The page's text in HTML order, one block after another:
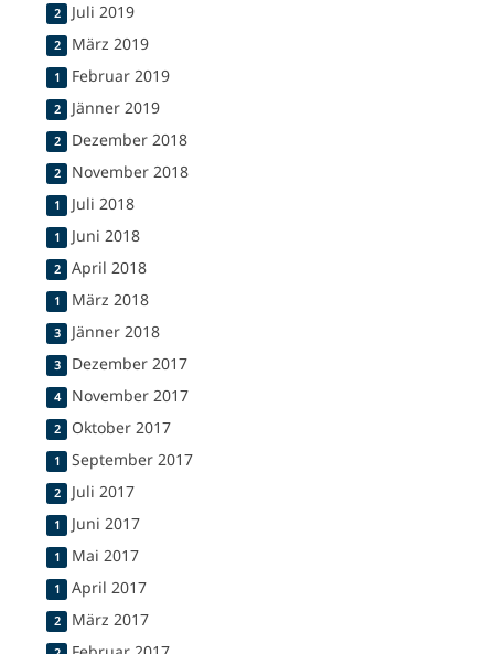
2 Juli 2019
2 März 2019
1 Februar 2019
2 Jänner 2019
2 Dezember 2018
2 November 2018
1 Juli 2018
1 Juni 2018
2 April 2018
1 März 2018
3 Jänner 2018
3 Dezember 2017
4 November 2017
2 Oktober 2017
1 September 2017
2 Juli 2017
1 Juni 2017
1 Mai 2017
1 April 2017
2 März 2017